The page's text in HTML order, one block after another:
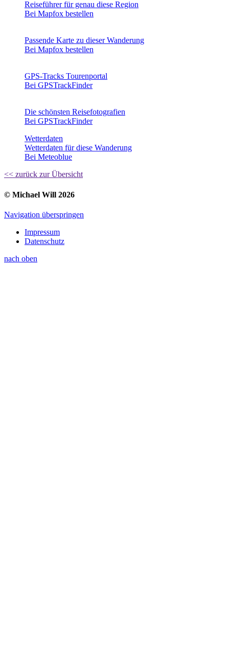
Reiseführer für genau diese Region
Bei Mapfox bestellen
Passende Karte zu dieser Wanderung
Bei Mapfox bestellen
GPS-Tracks Tourenportal
Bei GPSTrackFinder
Die schönsten Reisefotografien
Bei GPSTrackFinder
Wetterdaten
Wetterdaten für diese Wanderung
Bei Meteoblue
<< zurück zur Übersicht
© Michael Will 2026
Navigation überspringen
Impressum
Datenschutz
nach oben